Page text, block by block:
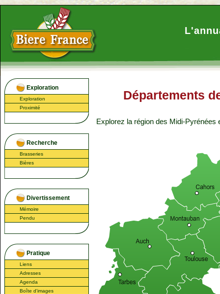
Exploration
Exploration
Proximité
Recherche
Brasseries
Bières
Divertissement
Mémoire
Pendu
Pratique
Liens
Adresses
Agenda
Boîte d'images
Départements
Explorez la région des Midi-Pyrénées